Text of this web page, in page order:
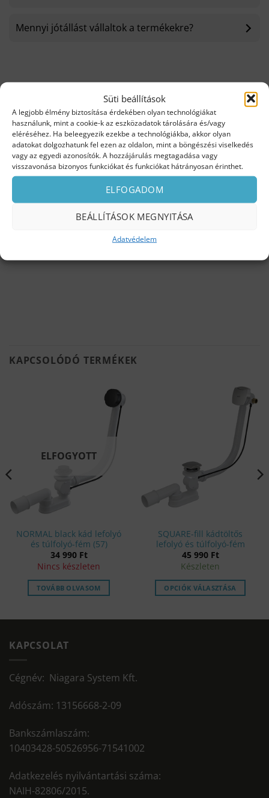
Süti beállítások
A legjobb élmény biztosítása érdekében olyan technológiákat
használunk, mint a cookie-k az eszközadatok tárolására és/vagy
eléréséhez. Ha beleegyezik ezekbe a technológiákba, akkor olyan
adatokat dolgozhatunk fel ezen az oldalon, mint a böngészési viselkedés
vagy az egyedi azonosítók. A hozzájárulás megtagadása vagy
visszavonása bizonyos funkciókat és funkciókat hátrányosan érinthet.
ELFOGADOM
BEÁLLÍTÁSOK MEGNYITÁSA
Adatvédelem
Mennyi jótállást vállaltok a termékekre?
Maradt még kérdésed?
Nézd meg a többiGyakran Ismételt Kérdéstis! Vagy
kérdezz tőlünk!
KAPCSOLÓDÓ TERMÉKEK
ELFOGYOTT
NORMAL black kád lefolyó
és túlfolyó-fém (57)
34 990 Ft
Nincs készleten
TOVÁBB OLVASOM
SQUARE-fill kádtöltős
lefolyó és túlfolyó-fém
45 990 Ft
Készleten
OPCIÓK VÁLASZTÁSA
KAPCSOLAT
Cégnév: Niagara System Kft.
Adószám: 13156668-2-09
Bankszámlaszám:
10403428-50526956-71541002
Adatkezelés nyilvántartási száma:
NAIH-82806/2015.